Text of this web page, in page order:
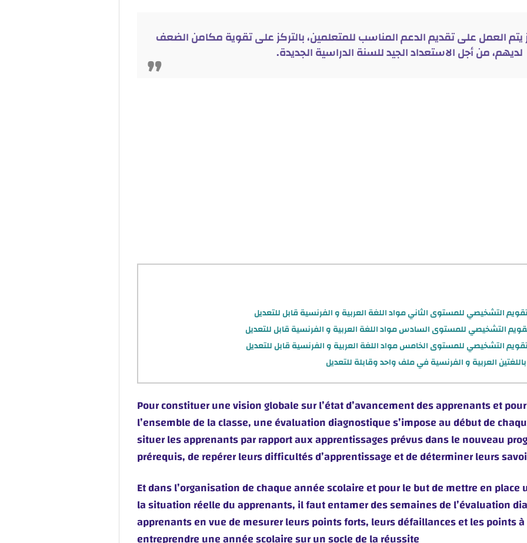
يتم العمل على تقديم الدعم المناسب للمتعلمين، بالتركز على تقوية مكامن الضعف
لديهم، من أجل الاستعداد الجيد للسنة الدراسية الجديدة.
التشخيصي للمستوى الثاني مواد اللغة العربية و الفرنسية قابل للتعديل
التشخيصي للمستوى السادس مواد اللغة العربية و الفرنسية قابل للتعديل
التشخيصي للمستوى الخامس مواد اللغة العربية و الفرنسية قابل للتعديل
Pour constituer une vision globale sur l’état d’avancement des apprenants et
l’ensemble de la classe, une évaluation diagnostique s’impose au début de
situer les apprenants par rapport aux apprentissages prévus dans le nouveau
prérequis, de repérer leurs difficultés d’apprentissage et de déterminer leurs
Et dans l’organisation de chaque année scolaire et pour le but de mettre en
la situation réelle du apprenants, il faut entamer des semaines de l’évaluation
apprenants en vue de mesurer leurs points forts, leurs défaillances et les points
entreprendre une année scolaire sur un socle de la réussite